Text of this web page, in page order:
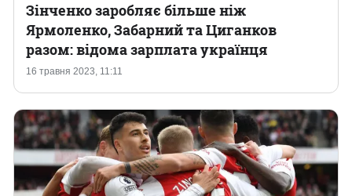
16 травня 2023, 11:11
Зінченко заробляє більше ніж
Ярмоленко, Забарний та Циганков
разом: відома зарплата українця